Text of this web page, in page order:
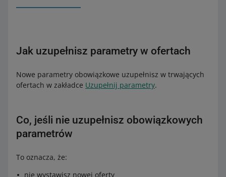
Jak uzupełnisz parametry w ofertach
Nowe parametry obowiązkowe uzupełnisz w trwających
ofertach w zakładce Uzupełnij parametry.
Co, jeśli nie uzupełnisz obowiązkowych
parametrów
To oznacza, że:
nie wystawisz nowej oferty